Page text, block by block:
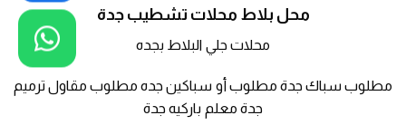
محل بلاط محلات تشطيب جدة
محلات جلي البلاط بجده
مطلوب سباك جدة مطلوب أو سباكين جده مطلوب مقاول ترميم
جدة معلم باركيه جدة